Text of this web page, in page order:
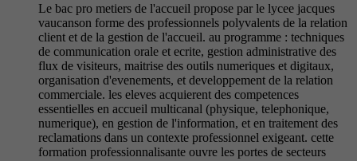
Le bac pro metiers de l'accueil propose par le lycee jacques
vaucanson forme des professionnels polyvalents de la relation
client et de la gestion de l'accueil. au programme : techniques
de communication orale et ecrite, gestion administrative des
flux de visiteurs, maitrise des outils numeriques et digitaux,
organisation d'evenements, et developpement de la relation
commerciale. les eleves acquierent des competences
essentielles en accueil multicanal (physique, telephonique,
numerique), en gestion de l'information, et en traitement des
reclamations dans un contexte professionnel exigeant. cette
formation professionnalisante ouvre les portes de secteurs